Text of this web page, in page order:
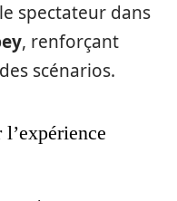
spectateur dans
, renforçant
scénarios.